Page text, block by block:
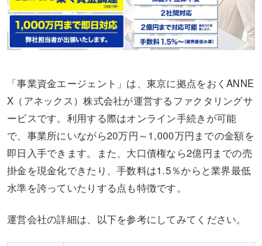
「事業資金エージェント」は、東京に拠点をおくANNE
X（アネックス）株式会社が運営するファクタリングサ
ービスです。利用する際はオンライン手続きが可能
で、事業所にいながら20万円～1,000万円までの金額を
即日入手できます。また、大口債権なら2億円までの売
掛金を現金化できたり、手数料は1.5％からと業界最低
水準を誇っていたりする点も特徴です。
運営会社の詳細は、以下を参考にしてみてください。